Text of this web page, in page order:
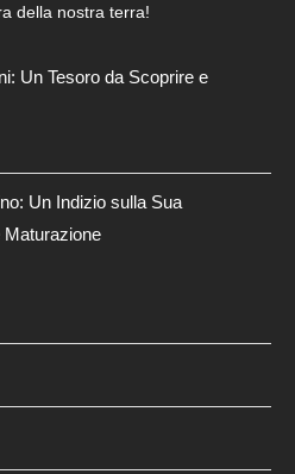
della nostra terra!
Un Tesoro da Scoprire e
Un Indizio sulla Sua
Maturazione